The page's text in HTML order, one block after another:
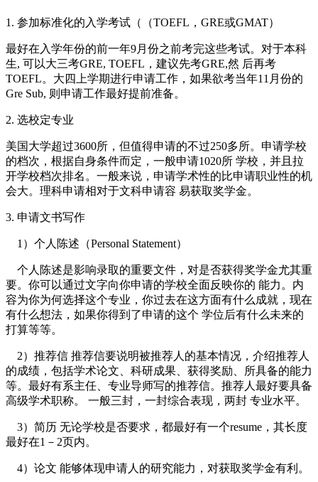
1. 参加标准化的入学考试（（TOEFL，GRE或GMAT）
最好在入学年份的前一年9月份之前考完这些考试。对于本科
生, 可以大三考GRE, TOEFL，建议先考GRE,然 后再考
TOEFL。大四上学期进行申请工作，如果欲考当年11月份的
Gre Sub, 则申请工作最好提前准备。
2. 选校定专业
美国大学超过3600所，但值得申请的不过250多所。申请学校
的档次，根据自身条件而定，一般申请10­20所 学校，并且拉
开学校档次排名。一般来说，申请学术性的比申请职业性的机
会大。理科申请相对于文科申请容 易获取奖学金。
3. 申请文书写作
1）个人陈述（Personal Statement）
个人陈述是影响录取的重要文件，对是否获得奖学金尤其重
要。你可以通过文字向你申请的学校全面反映你的 能力。内
容为你为何选择这个专业，你过去在这方面有什么成就，现在
有什么想法，如果你得到了申请的这个 学位后有什么未来的
打算等等。
2）推荐信 推荐信要说明被推荐人的基本情况，介绍推荐人
的成绩，包括学术论文、科研成果、获得奖励、所具备的能力
等。最好有系主任、专业导师写的推荐信。推荐人最好要具备
高级学术职称。 一般三封，一封综合表现，两封 专业水平。
3）简历 无论学校是否要求，都最好有一个resume，其长度
最好在1－2页内。
4）论文 能够体现申请人的研究能力，对获取奖学金有利。